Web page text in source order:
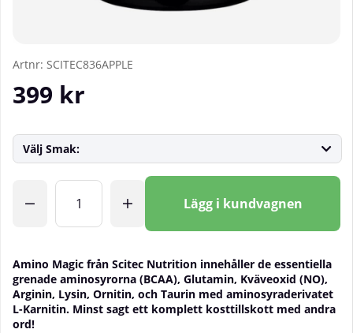
Artnr: SCITEC836APPLE
399 kr
Välj Smak:
Lägg i kundvagnen
Amino Magic från Scitec Nutrition innehåller de essentiella
grenade aminosyrorna (BCAA), Glutamin, Kväveoxid (NO),
Arginin, Lysin, Ornitin, och Taurin med aminosyraderivatet
L-Karnitin. Minst sagt ett komplett kosttillskott med andra
ord!